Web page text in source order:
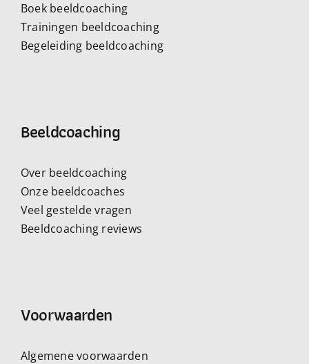
Boek beeldcoaching
Trainingen beeldcoaching
Begeleiding beeldcoaching
Beeldcoaching
Over beeldcoaching
Onze beeldcoaches
Veel gestelde vragen
Beeldcoaching reviews
Voorwaarden
Algemene voorwaarden